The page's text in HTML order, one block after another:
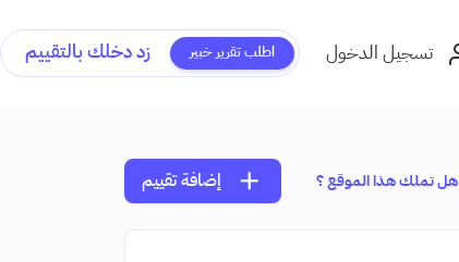
تسجيل الدخول اطلب تقرير خبير زد دخلك بالتقييم
هل تملك هذا الموقع ؟ add إضافة تقييم